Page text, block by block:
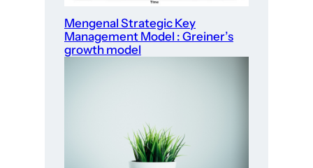
Mengenal Strategic Key
Management Model : Greiner’s
growth model